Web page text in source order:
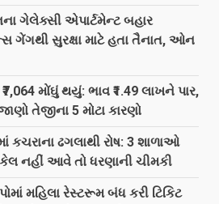
ગેલેક્સી એપાર્ટમેન્ટ બહાર
ગેંગથી સુરક્ષા માટે હતા તૈનાત, ઓન
મોંઘું થયું: ભાવ ₹1.49 લાખને પાર,
તેજીના 5 મોટા કારણો
કચરાના ઢગલાથી રોષ: 3 શાળાઓ
નહીં આવે તો ધરણાની ચીમકી
મહિલા રેસ્ટરૂમ બંધ કરી ટિકિટ